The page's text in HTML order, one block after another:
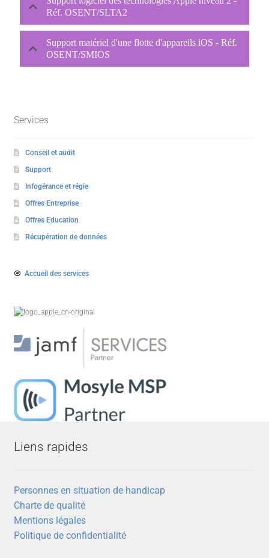
Réf. OSENT/SLTA2
Support matériel d'une flotte d'appareils iOS - Réf.
OSENT/SMIOS
Services
Conseil et audit
Support
Infogérance et régie
Offres Entreprise
Offres Education
Récupération de données
Accueil des services
Liens rapides
Personnes en situation de handicap
Charte de qualité
Mentions légales
Politique de confidentialité